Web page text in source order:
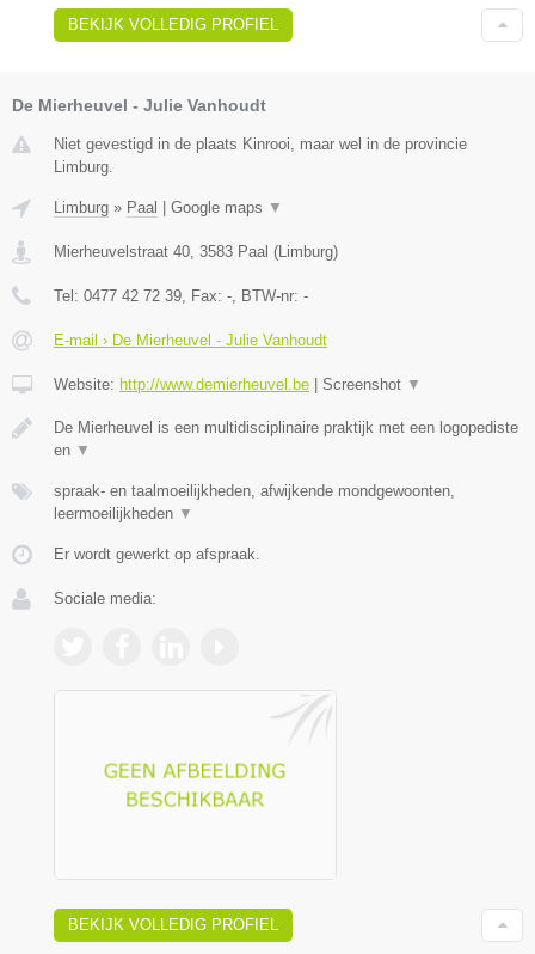
BEKIJK VOLLEDIG PROFIEL
De Mierheuvel - Julie Vanhoudt
Niet gevestigd in de plaats Kinrooi, maar wel in de provincie
Limburg.
Limburg » Paal Google maps ▼
Mierheuvelstraat 40, 3583 Paal (Limburg)
Tel: 0477 42 72 39, Fax: -, BTW-nr: -
E-mail › De Mierheuvel - Julie Vanhoudt
Website: http://www.demierheuvel.be Screenshot ▼
De Mierheuvel is een multidisciplinaire praktijk met een logopediste
en ▼
spraak- en taalmoeilijkheden, afwijkende mondgewoonten,
leermoeilijkheden ▼
Er wordt gewerkt op afspraak.
Sociale media:
BEKIJK VOLLEDIG PROFIEL